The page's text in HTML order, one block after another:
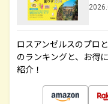
ロスアンゼルスのプロ
のランキングと、お得
紹介！